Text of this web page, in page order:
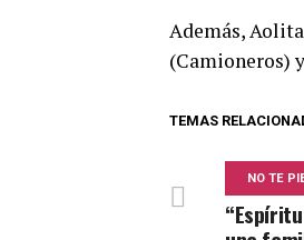
Además,
(Camioneros)
TEMAS
NO TE